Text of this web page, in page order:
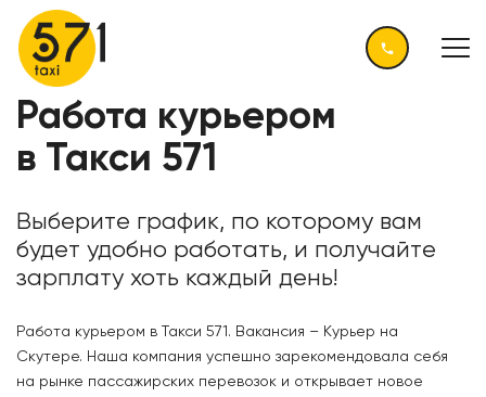
Работа курьером
в Такси 571
Выберите график, по которому вам
будет удобно работать, и получайте
зарплату хоть каждый день!
Работа курьером в Такси 571. Вакансия – Курьер на
Скутере. Наша компания успешно зарекомендовала себя
на рынке пассажирских перевозок и открывает новое